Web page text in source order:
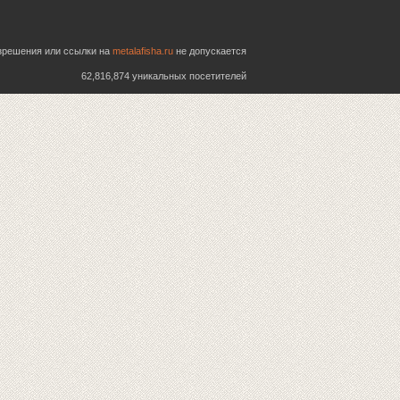
или ссылки на metalafisha.ru не допускается
62,816,874 уникальных посетителей